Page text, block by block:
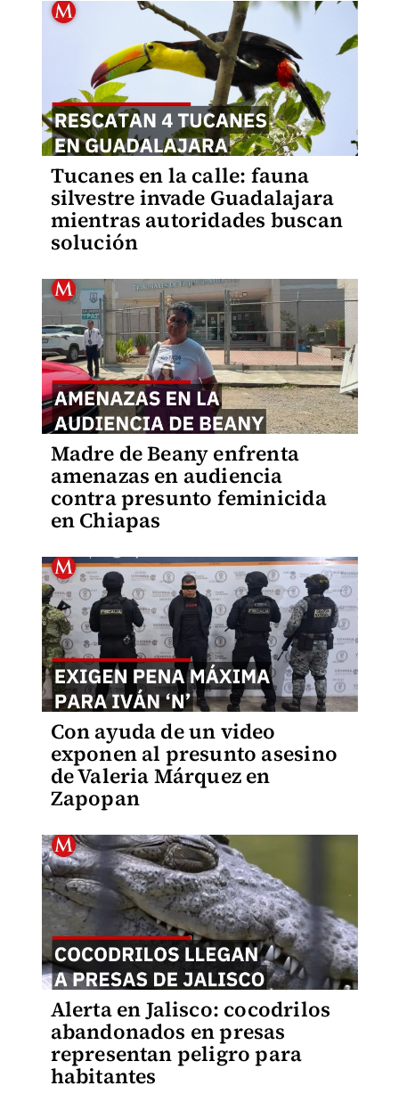
Tucanes en la calle: fauna
silvestre invade Guadalajara
mientras autoridades buscan
solución
Madre de Beany enfrenta
amenazas en audiencia
contra presunto feminicida
en Chiapas
Con ayuda de un video
exponen al presunto asesino
de Valeria Márquez en
Zapopan
Alerta en Jalisco: cocodrilos
abandonados en presas
representan peligro para
habitantes